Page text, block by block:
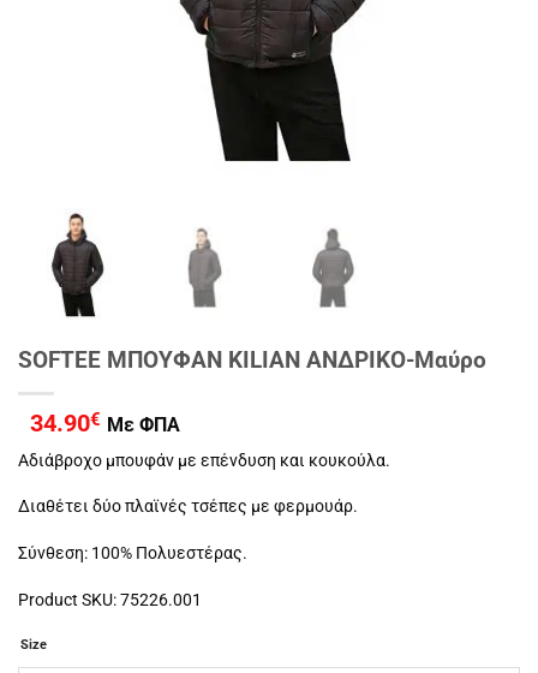
SOFTEE ΜΠΟΥΦΑΝ KILIAN ΑΝΔΡΙΚΟ-Μαύρο
34.90€ Με ΦΠΑ
Αδιάβροχο μπουφάν με επένδυση και κουκούλα.
Διαθέτει δύο πλαϊνές τσέπες με φερμουάρ.
Σύνθεση: 100% Πολυεστέρας.
Product SKU: 75226.001
Size